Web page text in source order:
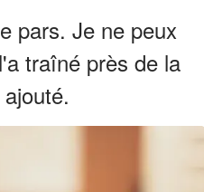
pars. Je ne peux
traîné près de la